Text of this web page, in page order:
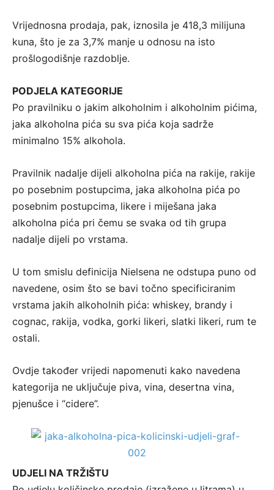
Vrijednosna prodaja, pak, iznosila je 418,3 milijuna
kuna, što je za 3,7% manje u odnosu na isto
prošlogodišnje razdoblje.
PODJELA KATEGORIJE
Po pravilniku o jakim alkoholnim i alkoholnim pićima,
jaka alkoholna pića su sva pića koja sadrže
minimalno 15% alkohola.
Pravilnik nadalje dijeli alkoholna pića na rakije, rakije
po posebnim postupcima, jaka alkoholna pića po
posebnim postupcima, likere i miješana jaka
alkoholna pića pri čemu se svaka od tih grupa
nadalje dijeli po vrstama.
U tom smislu definicija Nielsena ne odstupa puno od
navedene, osim što se bavi točno specificiranim
vrstama jakih alkoholnih pića: whiskey, brandy i
cognac, rakija, vodka, gorki likeri, slatki likeri, rum te
ostali.
Ovdje također vrijedi napomenuti kako navedena
kategorija ne uključuje piva, vina, desertna vina,
pjenušce i “cidere”.
UDJELI NA TRŽIŠTU